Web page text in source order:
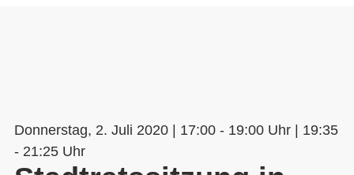
Donnerstag, 2. Juli 2020 | 17:00 - 19:00 Uhr | 19:35
- 21:25 Uhr